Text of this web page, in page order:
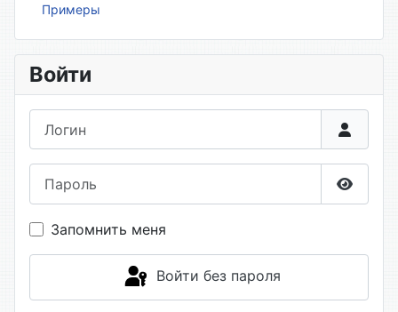
Примеры
Войти
Запомнить меня
Войти без пароля